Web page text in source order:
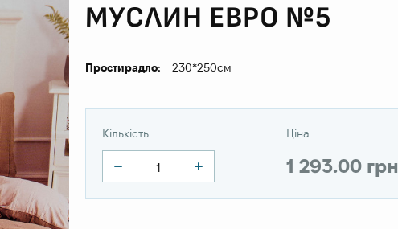
МУСЛИН ЕВРО №5
Простирадло: 230*250см
Кількість: Ціна
1 293.00 грн